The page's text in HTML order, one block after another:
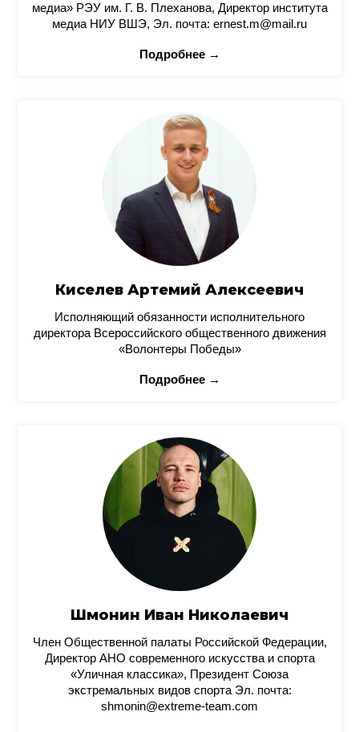
медиа» РЭУ им. Г. В. Плеханова, Директор института
медиа НИУ ВШЭ, Эл. почта: ernest.m@mail.ru
Подробнее →
Киселев Артемий Алексеевич
Исполняющий обязанности исполнительного
директора Всероссийского общественного движения
«Волонтеры Победы»
Подробнее →
Шмонин Иван Николаевич
Член Общественной палаты Российской Федерации,
Директор АНО современного искусства и спорта
«Уличная классика», Президент Союза
экстремальных видов спорта Эл. почта:
shmonin@extreme-team.com